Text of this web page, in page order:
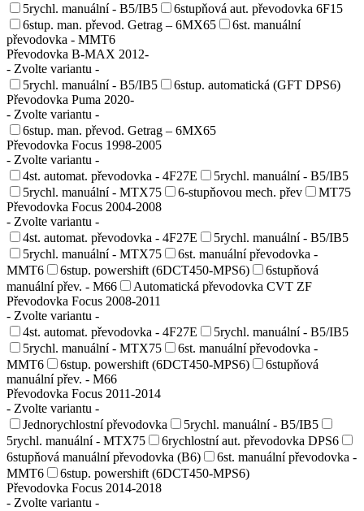
5rychl. manuální - B5/IB5
6stupňová aut. převodovka 6F15
6stup. man. převod. Getrag – 6MX65
6st. manuální
převodovka - MMT6
Převodovka B-MAX 2012-
- Zvolte variantu -
5rychl. manuální - B5/IB5
6stup. automatická (GFT DPS6)
Převodovka Puma 2020-
- Zvolte variantu -
6stup. man. převod. Getrag – 6MX65
Převodovka Focus 1998-2005
- Zvolte variantu -
4st. automat. převodovka - 4F27E
5rychl. manuální - B5/IB5
5rychl. manuální - MTX75
6-stupňovou mech. přev
MT75
Převodovka Focus 2004-2008
- Zvolte variantu -
4st. automat. převodovka - 4F27E
5rychl. manuální - B5/IB5
5rychl. manuální - MTX75
6st. manuální převodovka -
MMT6
6stup. powershift (6DCT450-MPS6)
6stupňová
manuální přev. - M66
Automatická převodovka CVT ZF
Převodovka Focus 2008-2011
- Zvolte variantu -
4st. automat. převodovka - 4F27E
5rychl. manuální - B5/IB5
5rychl. manuální - MTX75
6st. manuální převodovka -
MMT6
6stup. powershift (6DCT450-MPS6)
6stupňová
manuální přev. - M66
Převodovka Focus 2011-2014
- Zvolte variantu -
Jednorychlostní převodovka
5rychl. manuální - B5/IB5
5rychl. manuální - MTX75
6rychlostní aut. převodovka DPS6
6stupňová manuální převodovka (B6)
6st. manuální převodovka -
MMT6
6stup. powershift (6DCT450-MPS6)
Převodovka Focus 2014-2018
- Zvolte variantu -